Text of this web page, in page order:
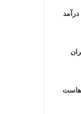
هاست